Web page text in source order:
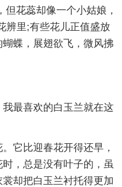
花蕊却像一个小姑娘，
辨里;有些花儿正值盛放
蝶，展翅欲飞，微风拂
最喜欢的白玉兰就在这
它比迎春花开得还早，
，总是没有叶子的，虽
却把白玉兰衬托得更加